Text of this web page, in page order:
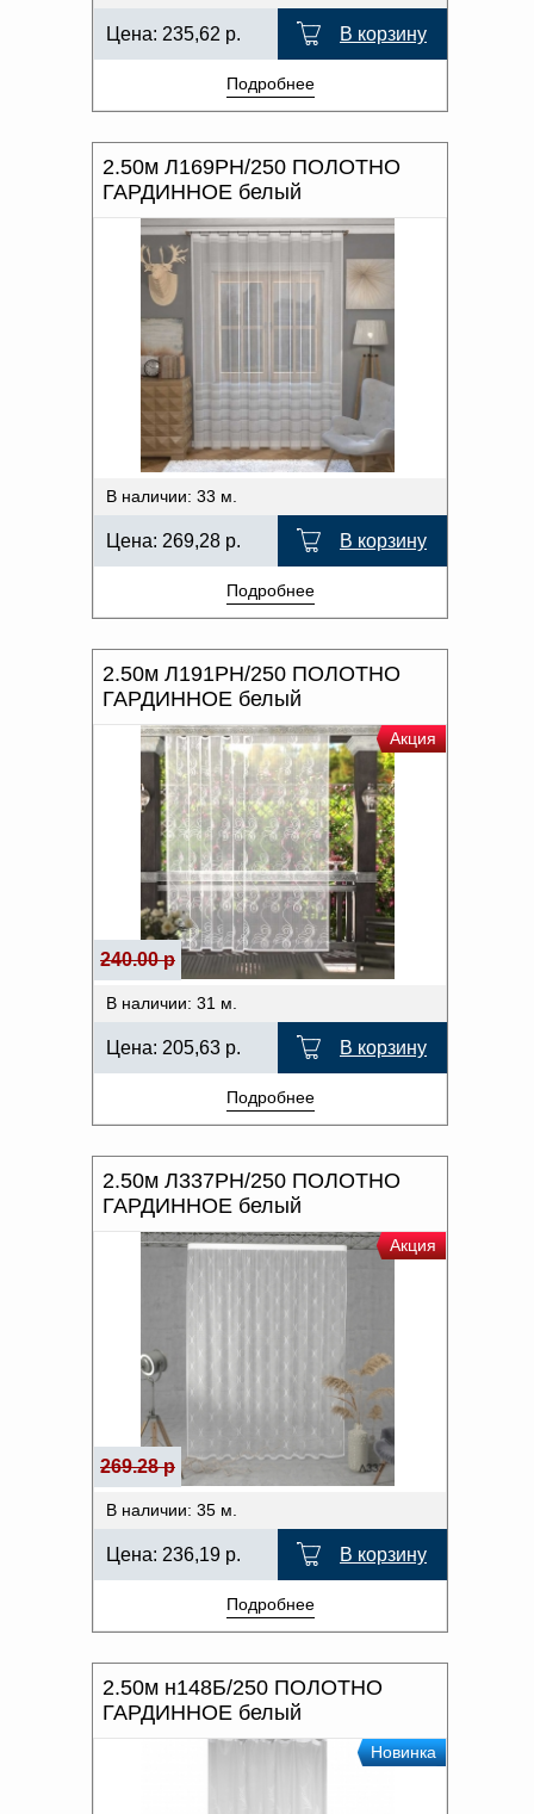
Цена: 235,62 р. В корзину
Подробнее
2.50м Л169РН/250 ПОЛОТНО
ГАРДИННОЕ белый
В наличии: 33 м.
Цена: 269,28 р. В корзину
Подробнее
2.50м Л191РН/250 ПОЛОТНО
ГАРДИННОЕ белый
Акция
240.00 р
В наличии: 31 м.
Цена: 205,63 р. В корзину
Подробнее
2.50м Л337РН/250 ПОЛОТНО
ГАРДИННОЕ белый
Акция
269.28 р
В наличии: 35 м.
Цена: 236,19 р. В корзину
Подробнее
2.50м н148Б/250 ПОЛОТНО
ГАРДИННОЕ белый
Новинка